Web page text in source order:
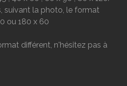
suivant la photo, le format
ou 180 x 60
différent, n'hésitez pas à